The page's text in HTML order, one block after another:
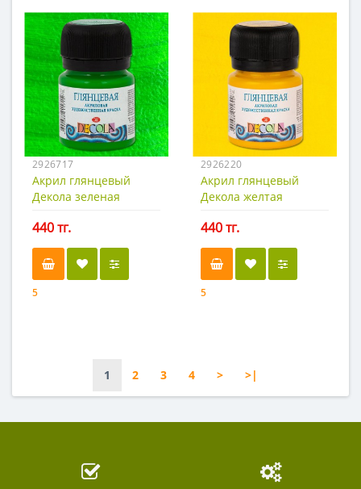
2926717
Акрил глянцевый
Декола зеленая
440 тг.
5
2926220
Акрил глянцевый
Декола желтая
440 тг.
5
1 2 3 4 > >|